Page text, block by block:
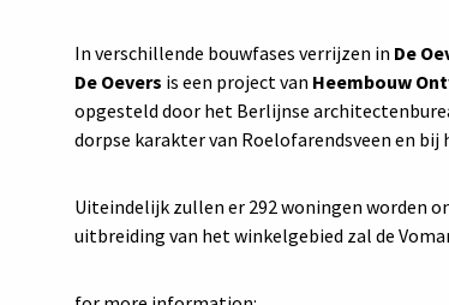
In verschillende bouwfases verrijzen in De
De Oevers is een project van Heembouw
opgesteld door het Berlijnse
dorpse karakter van Roelofarendsveen en bij
Uiteindelijk zullen er 292 woningen worden
uitbreiding van het winkelgebied zal de